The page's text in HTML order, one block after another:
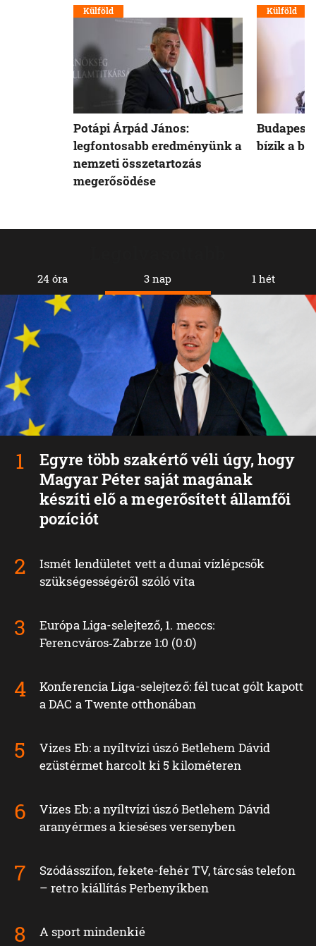
24 óra 3 nap
Egyre több szakértő véli úgy, hogy
Magyar Péter saját magának
készíti elő a megerősített államfői
pozíciót
Ismét lendületet vett a dunai vízlépcsők
szükségességéről szóló vita
Európa Liga-selejtező, 1. meccs:
Ferencváros‑Zabrze 1:0 (0:0)
Konferencia Liga-selejtező: fél tucat gólt kapott
a DAC a Twente otthonában
Vizes Eb: a nyíltvízi úszó Betlehem Dávid
ezüstérmet harcolt ki 5 kilométeren
Vizes Eb: a nyíltvízi úszó Betlehem Dávid
aranyérmes a kieséses versenyben
Szódásszifon, fekete-fehér TV, tárcsás telefon
– retro kiállítás Perbenyíkben
A sport mindenkié
1 hét
Külföld
Potápi Árpád János:
legfontosabb eredményünk a
nemzeti összetartozás
megerősödése
Külföld
Budapest
bízik a